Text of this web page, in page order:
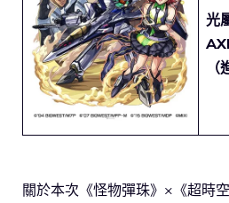
光
（
關於本次《怪物彈珠》×《超時